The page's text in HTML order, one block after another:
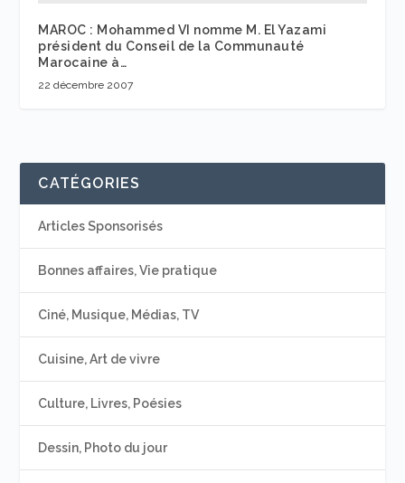
MAROC : Mohammed VI nomme M. El Yazami
président du Conseil de la Communauté
Marocaine à…
22 décembre 2007
CATÉGORIES
Articles Sponsorisés
Bonnes affaires, Vie pratique
Ciné, Musique, Médias, TV
Cuisine, Art de vivre
Culture, Livres, Poésies
Dessin, Photo du jour